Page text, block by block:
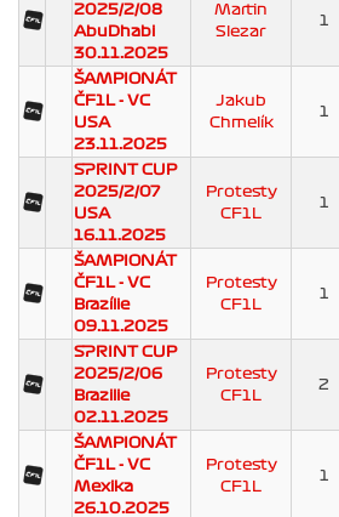
2025/2/08
AbuDhabi
30.11.2025
Martin
Slezar
1
ŠAMPIONÁT
ČF1L - VC
USA
23.11.2025
Jakub
Chmelík
1
SPRINT CUP
2025/2/07
USA
16.11.2025
Protesty
CF1L
1
ŠAMPIONÁT
ČF1L - VC
Brazílie
09.11.2025
Protesty
CF1L
1
SPRINT CUP
2025/2/06
Brazilie
02.11.2025
Protesty
CF1L
2
ŠAMPIONÁT
ČF1L - VC
Mexika
26.10.2025
Protesty
CF1L
1